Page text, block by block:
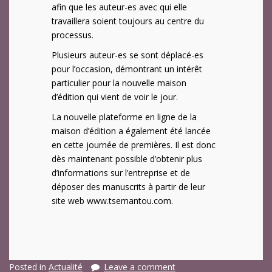
afin que les auteur-es avec qui elle
travaillera soient toujours au centre du
processus.
Plusieurs auteur-es se sont déplacé-es
pour l’occasion, démontrant un intérêt
particulier pour la nouvelle maison
d’édition qui vient de voir le jour.
La nouvelle plateforme en ligne de la
maison d’édition a également été lancée
en cette journée de premières. Il est donc
dès maintenant possible d’obtenir plus
d’informations sur l’entreprise et de
déposer des manuscrits à partir de leur
site web www.tsemantou.com.
Posted in Actualité Leave a comment